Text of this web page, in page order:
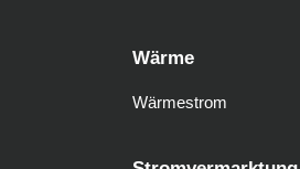
Wärme
Wärmestrom